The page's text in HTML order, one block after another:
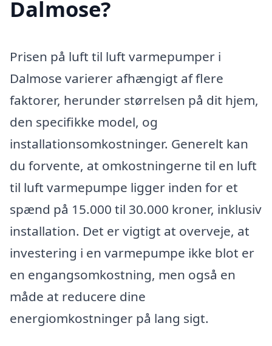
Dalmose?
Prisen på luft til luft varmepumper i
Dalmose varierer afhængigt af flere
faktorer, herunder størrelsen på dit hjem,
den specifikke model, og
installationsomkostninger. Generelt kan
du forvente, at omkostningerne til en luft
til luft varmepumpe ligger inden for et
spænd på 15.000 til 30.000 kroner, inklusiv
installation. Det er vigtigt at overveje, at
investering i en varmepumpe ikke blot er
en engangsomkostning, men også en
måde at reducere dine
energiomkostninger på lang sigt.